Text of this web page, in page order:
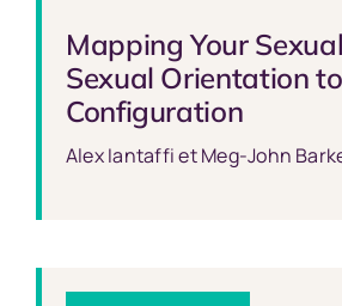
Mapping Your
Sexual Orientation
Configuration
Alex Iantaffi et Meg-John